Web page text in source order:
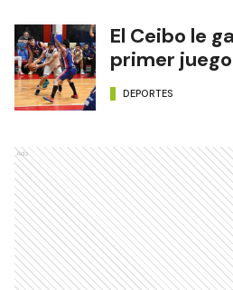
El Ceibo le
primer
DEPORTES
Ads